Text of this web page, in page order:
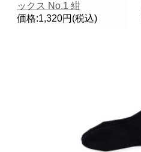
ックス No.1 紺
価格:1,320円(税込)